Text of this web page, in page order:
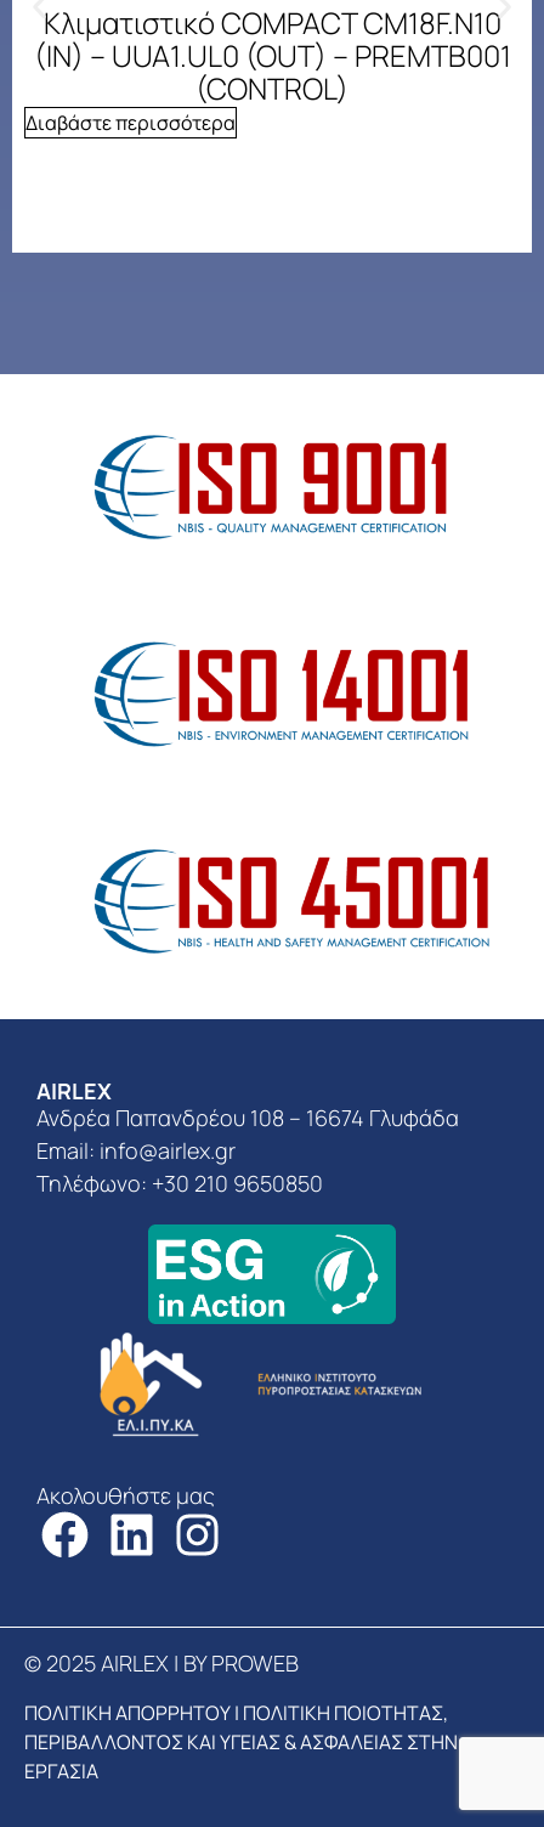
Κλιματιστικό COMPACT CM18F.N10
(IN) – UUA1.UL0 (OUT) – PREMTB001
(CONTROL)
Διαβάστε περισσότερα
AIRLEX
Ανδρέα Παπανδρέου 108 – 16674 Γλυφάδα
Email: info@airlex.gr
Τηλέφωνο: +30 210 9650850
Ακολουθήστε μας
© 2025 AIRLEX | BY PROWEB
ΠΟΛΙΤΙΚΗ ΑΠΟΡΡΗΤΟΥ| ΠΟΛΙΤΙΚΗ ΠΟΙΟΤΗΤΑΣ,
ΠΕΡΙΒΑΛΛΟΝΤΟΣ ΚΑΙ ΥΓΕΙΑΣ & ΑΣΦΑΛΕΙΑΣ ΣΤΗΝ
ΕΡΓΑΣΙΑ